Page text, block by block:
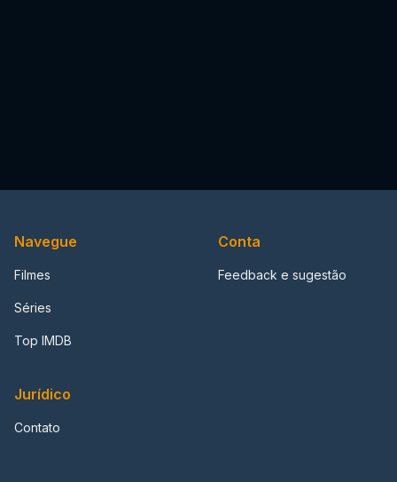
Navegue
Filmes
Séries
Top IMDB
Conta
Feedback e sugestão
Jurídico
Contato